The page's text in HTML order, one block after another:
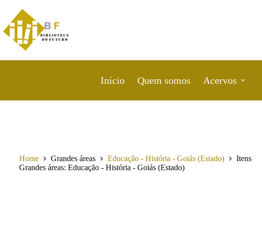
conteúdo
Início Quem somos Acervos
Home Grandes áreas Educação - História - Goiás (Estado)
Itens
Grandes áreas Educação - História - Goiás (Estado)